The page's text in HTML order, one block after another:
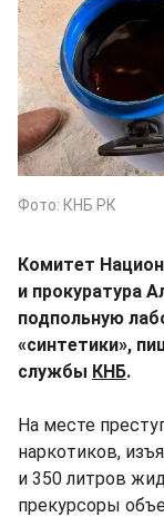
Фото: КНБ РК
Комитет
и прокуратура
подпольную
«синтетики»,
службы КНБ.
На месте
наркотиков,
и 350 литров
прекурсоры